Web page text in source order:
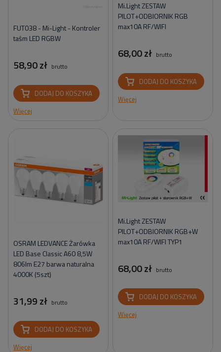
FUT038 - Mi-Light - Kontroler
taśm LED RGBW
58,90 zł brutto
DODAJ DO KOSZYKA
Więcej
Mi.Light ZESTAW
PILOT+ODBIORNIK RGB
max10A RF/WIFI
68,00 zł brutto
DODAJ DO KOSZYKA
Więcej
OSRAM LEDVANCE Żarówka
LED Base Classic A60 8,5W
806lm E27 barwa naturalna
4000K (5szt)
31,99 zł brutto
DODAJ DO KOSZYKA
Więcej
Mi.Light ZESTAW
PILOT+ODBIORNIK RGB+W
max10A RF/WIFI TYP1
68,00 zł brutto
DODAJ DO KOSZYKA
Więcej